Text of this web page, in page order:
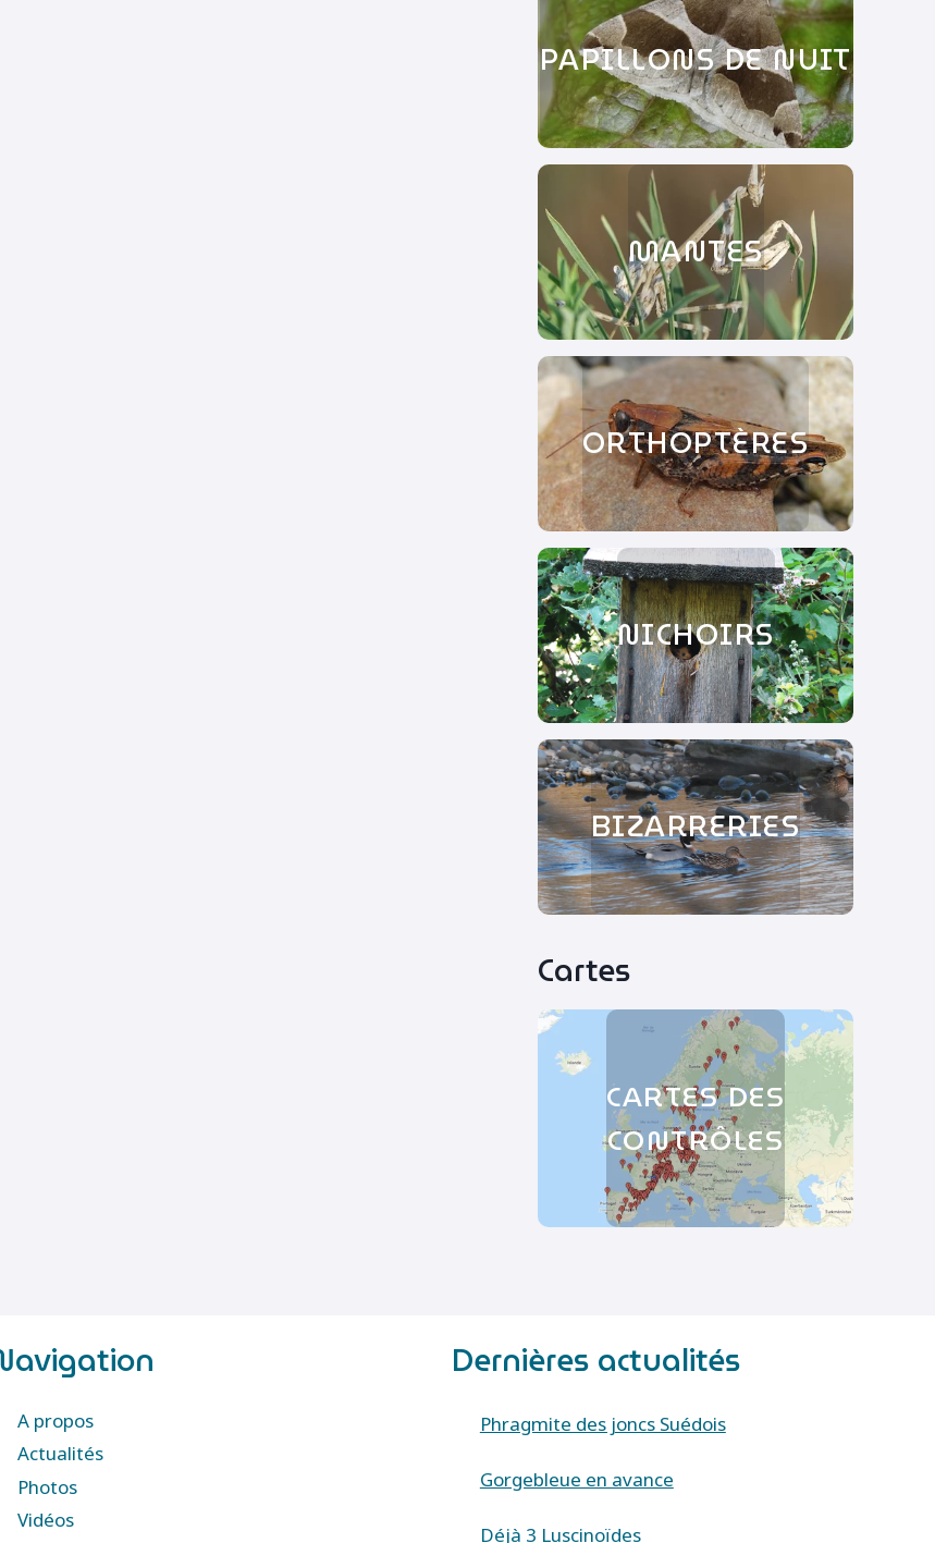
PAPILLONS DE NUIT
MANTES
ORTHOPTÈRES
NICHOIRS
BIZARRERIES
Cartes
CARTES DES
CONTRÔLES
A propos
Actualités
Photos
Vidéos
Dernières actualités
Phragmite des joncs Suédois
Gorgebleue en avance
Déjà 3 Luscinoïdes